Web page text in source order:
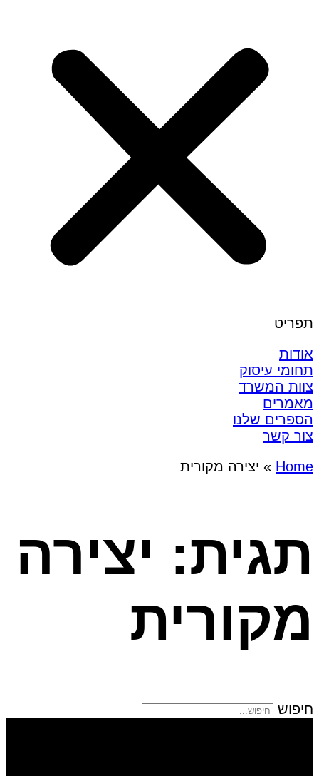
תפריט
אודות
תחומי עיסוק
צוות המשרד
מאמרים
הספרים שלנו
צור קשר
Home
» יצירה מקורית
תגית: יצירה
מקורית
חיפוש